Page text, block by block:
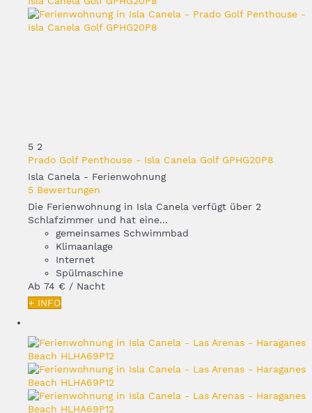
5 2
Prado Golf Penthouse - Isla Canela Golf GPHG20P8
Isla Canela - Ferienwohnung
5 Bewertungen
Die Ferienwohnung in Isla Canela verfügt über 2
Schlafzimmer und hat eine...
gemeinsames Schwimmbad
Klimaanlage
Internet
Spülmaschine
Ab 74 € / Nacht
+ INFO